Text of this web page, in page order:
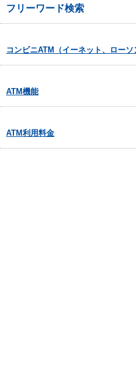
フリーワード検索
コンビニATM（イーネット、ローソ
ATM機能
ATM利用料金